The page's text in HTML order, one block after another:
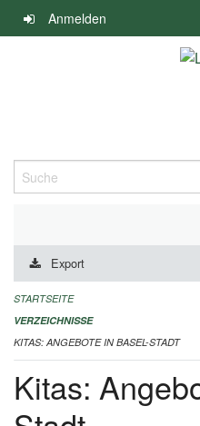
Navigation
überspringen
Anmelden
Suche
ALLGEMEINE INFORMATIONEN
IMPRESSUM
Export
STARTSEITE
VERZEICHNISSE
KITAS: ANGEBOTE IN BASEL-STADT
Kitas: